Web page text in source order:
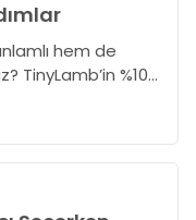
hem de
TinyLamb’in %100
doğum hediyesi
püf noktalarını